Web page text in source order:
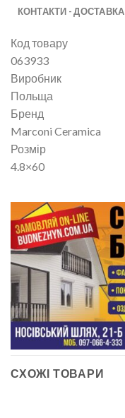
КОНТАКТИ - ДОСТАВКА
Код товару
063933
Виробник
Польща
Бренд
Marconi Ceramica
Розмір
4.8×60
СХОЖІ ТОВАРИ